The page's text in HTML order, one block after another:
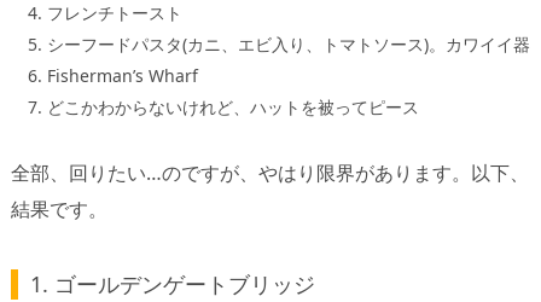
フレンチトースト
シーフードパスタ(カニ、エビ入り、トマトソース)。カワイイ器
Fisherman’s Wharf
どこかわからないけれど、ハットを被ってピース
全部、回りたい…のですが、やはり限界があります。以下、
結果です。
1. ゴールデンゲートブリッジ